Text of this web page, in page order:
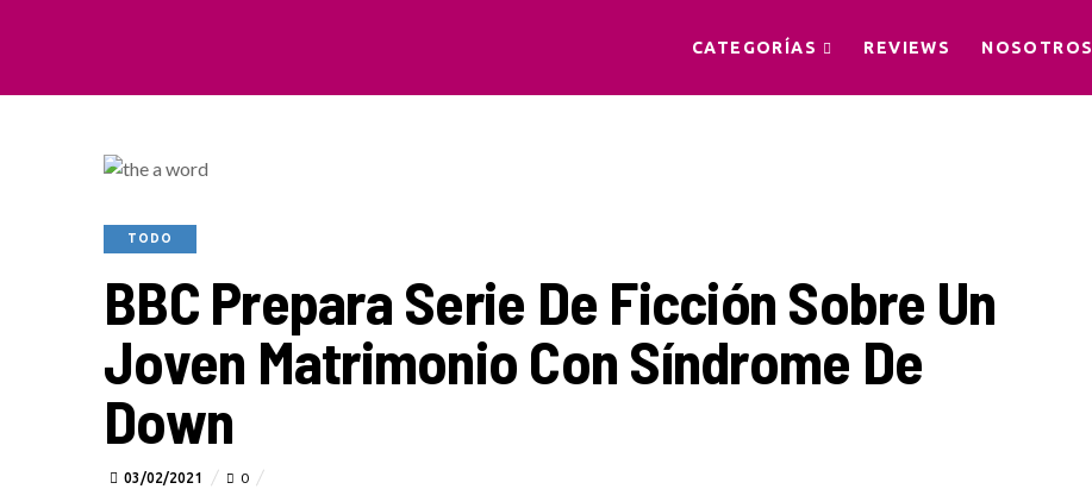
CATEGORÍAS REVIEWS NOSOTROS
TODO
BBC Prepara Serie De Ficción Sobre Un
Joven Matrimonio Con Síndrome De
Down
03/02/2021 0